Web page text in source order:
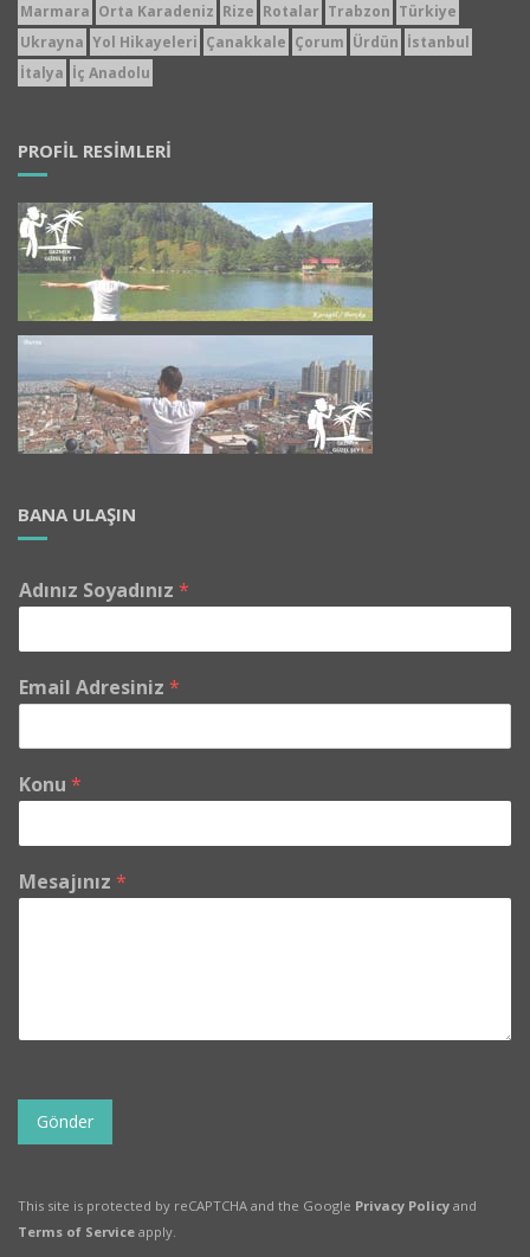
Marmara Orta Karadeniz Rize Rotalar Trabzon Türkiye
Ukrayna Yol Hikayeleri Çanakkale Çorum Ürdün İstanbul
İtalya İç Anadolu
PROFIL RESIMLERI
BANA ULAŞIN
Adınız Soyadınız *
Email Adresiniz *
Konu *
Mesajınız *
Gönder
This site is protected by reCAPTCHA and the Google Privacy Policy and
Terms of Service apply.